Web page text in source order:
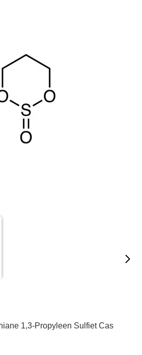
1,3-Propyleen Sulfiet Cas